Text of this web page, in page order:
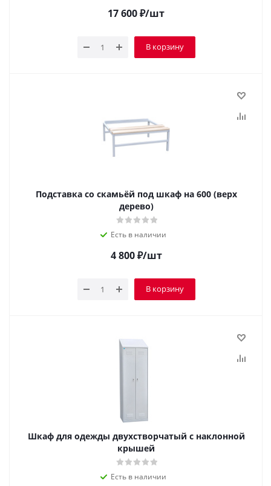
17 600₽/шт
В корзину
Подставка со скамьёй под шкаф на 600 (верх
дерево)
Есть в наличии
4 800₽/шт
В корзину
Шкаф для одежды двухстворчатый с наклонной
крышей
Есть в наличии